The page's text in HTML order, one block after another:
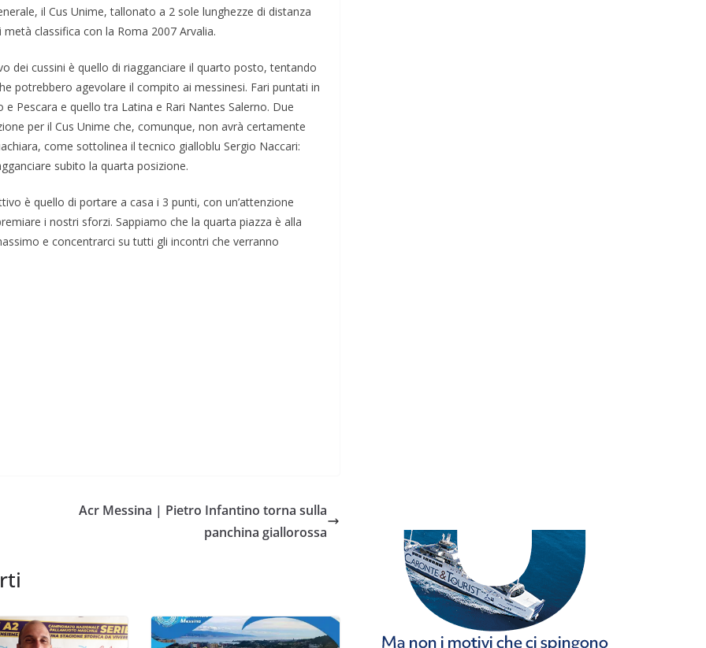
il Cus Unime, tallonato a 2 sole lunghezze di distanza
classifica con la Roma 2007 Arvalia.
dei cussini è quello di riagganciare il quarto posto, tentando
potrebbero agevolare il compito ai messinesi. Fari puntati in
Pescara e quello tra Latina e Rari Nantes Salerno. Due
per il Cus Unime che, comunque, non avrà certamente
come sottolinea il tecnico gialloblu Sergio Naccari:
subito la quarta posizione.
è quello di portare a casa i 3 punti, con un’attenzione
i nostri sforzi. Sappiamo che la quarta piazza è alla
e concentrarci su tutti gli incontri che verranno
Acr Messina | Pietro Infantino torna sulla
panchina giallorossa